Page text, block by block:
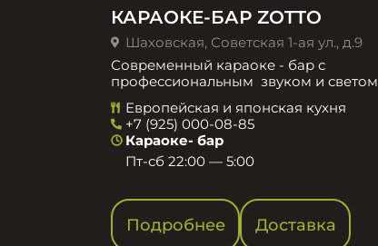
КАРАОКЕ-БАР ZOTTO
Шаховская, Советская 1-ая ул., д.9
Современный караоке - бар с
профессиональным звуком и светом
Европейская и японская кухня
+7 (925) 000-08-85
Караоке- бар
Пт-сб 22:00 — 5:00
Подробнее Доставка